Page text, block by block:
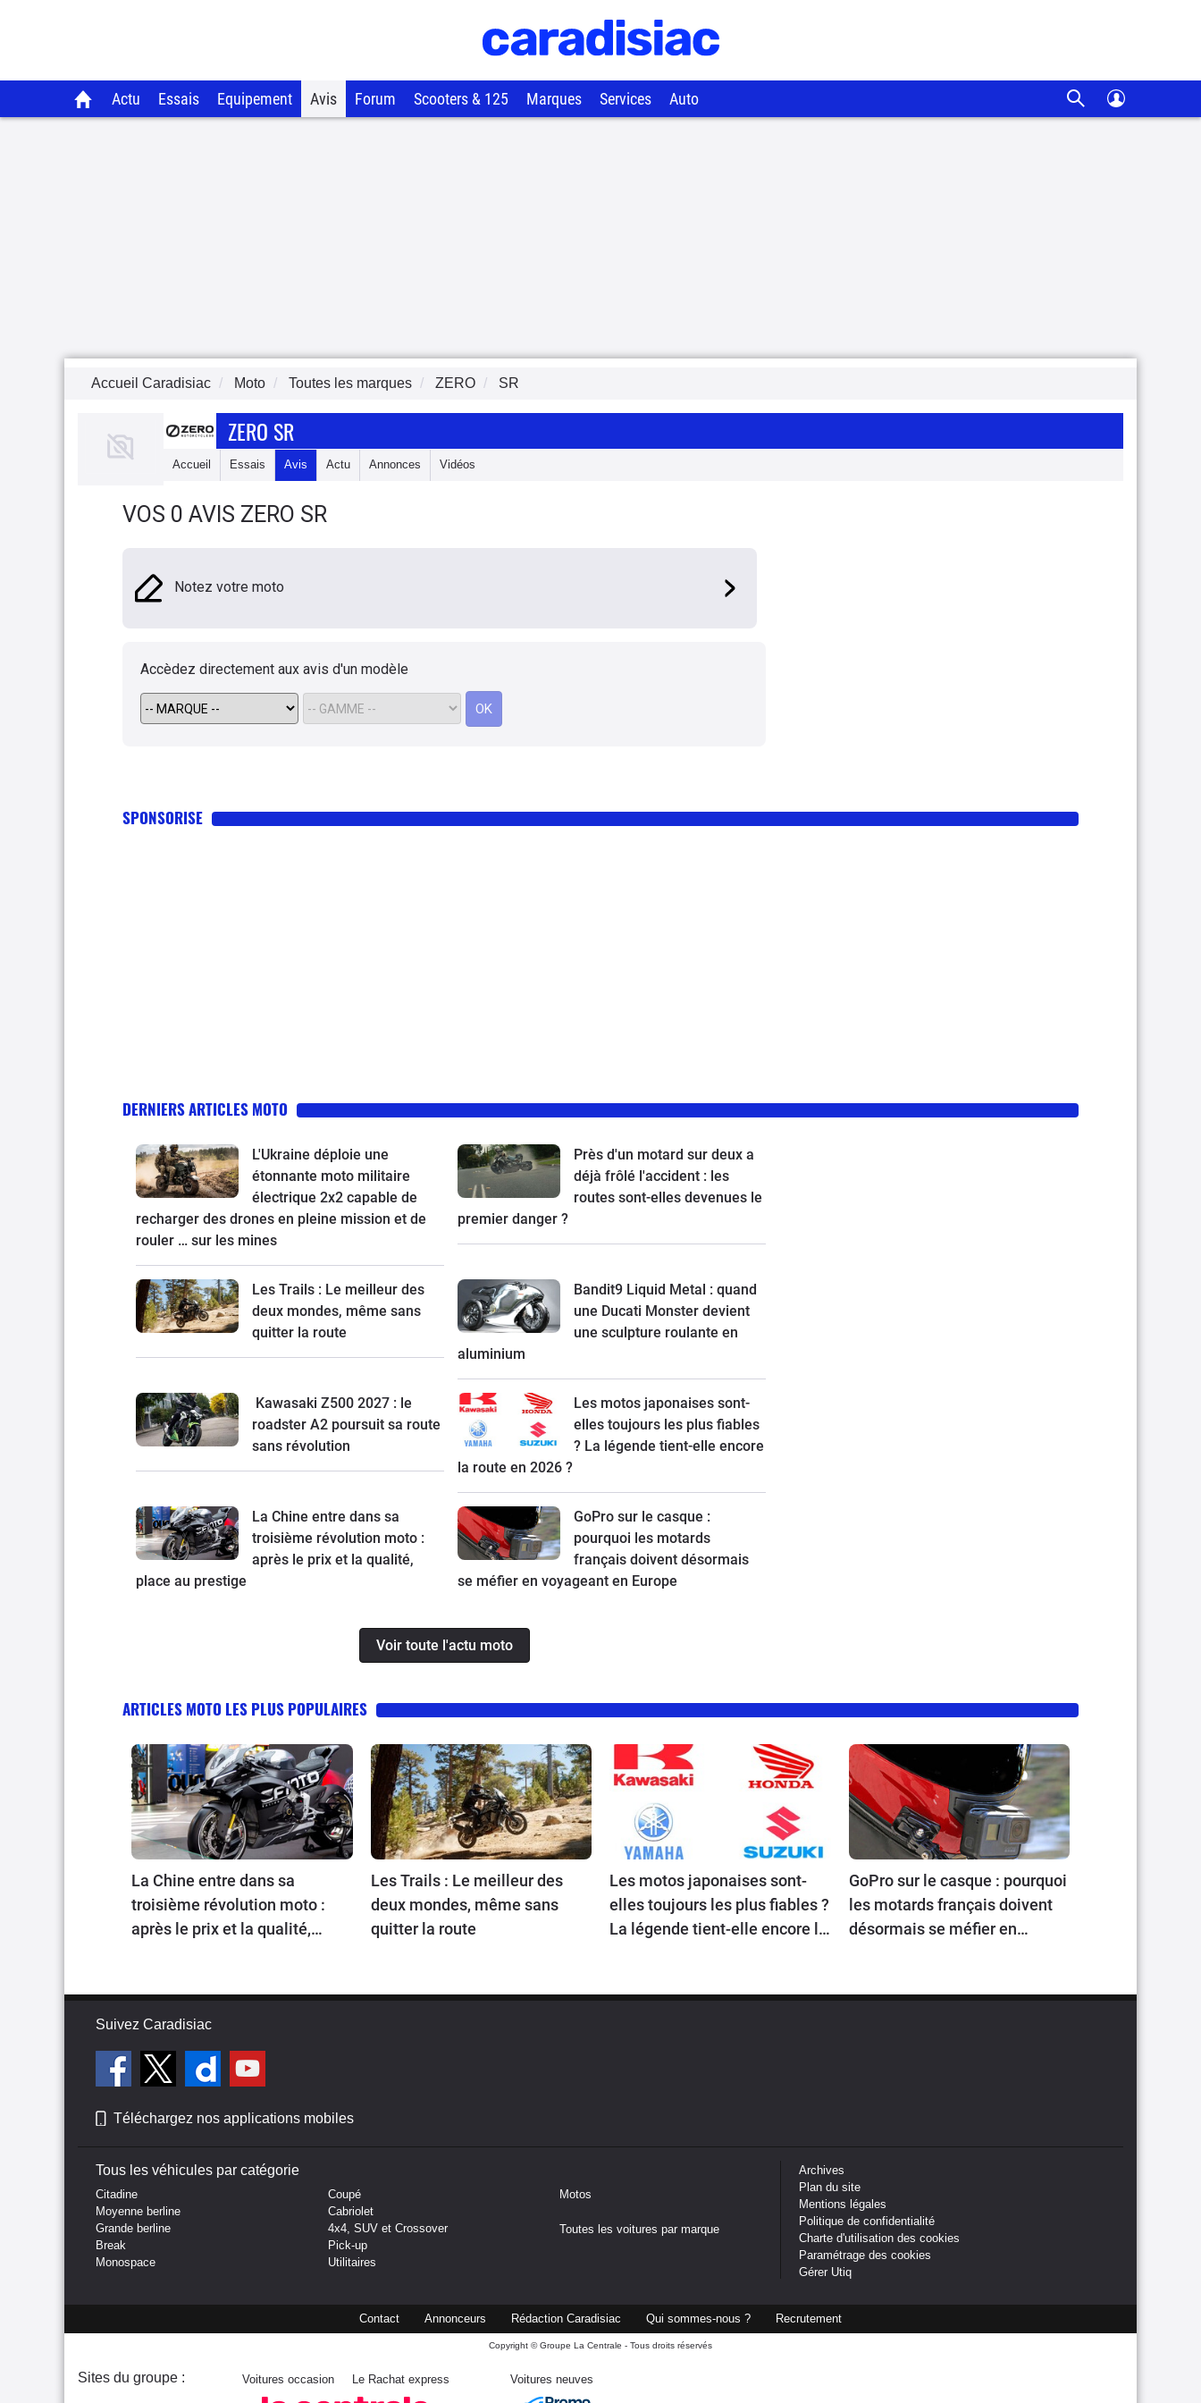
Actu Essais Equipement Avis Forum Scooters & 125 Marques Services Auto
Accueil Caradisiac Moto Toutes les marques ZERO SR
ZERO SR
Accueil Essais Avis Actu Annonces Vidéos
VOS 0 AVIS ZERO SR
Notez votre moto
Accèdez directement aux avis d'un modèle
OK
SPONSORISE
DERNIERS ARTICLES MOTO
L'Ukraine déploie une
étonnante moto militaire
électrique 2x2 capable de
recharger des drones en pleine mission et de
rouler … sur les mines
Près d'un motard sur deux a
déjà frôlé l'accident : les
routes sont-elles devenues le
premier danger ?
Les Trails : Le meilleur des
deux mondes, même sans
quitter la route
Bandit9 Liquid Metal : quand
une Ducati Monster devient
une sculpture roulante en
aluminium
Kawasaki Z500 2027 : le
roadster A2 poursuit sa route
sans révolution
Les motos japonaises sont-
elles toujours les plus fiables
? La légende tient-elle encore
la route en 2026 ?
La Chine entre dans sa
troisième révolution moto :
après le prix et la qualité,
place au prestige
GoPro sur le casque :
pourquoi les motards
français doivent désormais
se méfier en voyageant en Europe
Voir toute l'actu moto
ARTICLES MOTO LES PLUS POPULAIRES
La Chine entre dans sa
troisième révolution moto :
après le prix et la qualité,
Les Trails : Le meilleur des
deux mondes, même sans
quitter la route
Les motos japonaises sont-
elles toujours les plus fiables ?
La légende tient-elle encore la
GoPro sur le casque : pourquoi
les motards français doivent
désormais se méfier en
Suivez Caradisiac
Téléchargez nos applications mobiles
Tous les véhicules par catégorie
Citadine
Moyenne berline
Grande berline
Break
Monospace
Coupé
Cabriolet
4x4, SUV et Crossover
Pick-up
Utilitaires
Motos
Toutes les voitures par marque
Archives
Plan du site
Mentions légales
Politique de confidentialité
Charte d'utilisation des cookies
Paramétrage des cookies
Gérer Utiq
Contact Annonceurs Rédaction Caradisiac Qui sommes-nous ? Recrutement
Copyright © Groupe La Centrale - Tous droits réservés
Sites du groupe : Voitures occasion Le Rachat express Voitures neuves